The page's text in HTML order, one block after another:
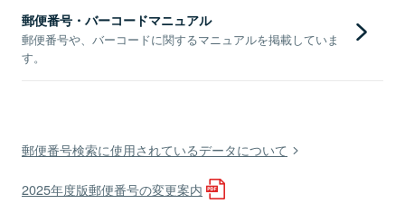
郵便番号・バーコードマニュアル
郵便番号や、バーコードに関するマニュアルを掲載していま
す。
郵便番号検索に使用されているデータについて
2025年度版郵便番号の変更案内